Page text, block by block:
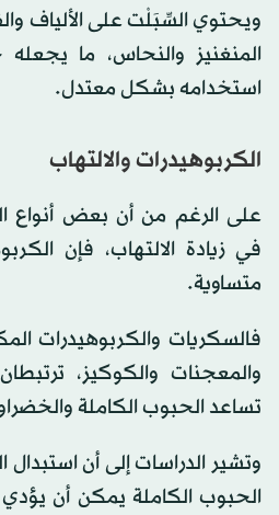
ويحتوي السِّبَلْت على الألياف
المنغنيز والنحاس، ما يجعله
استخدامه بشكل معتدل.
الكربوهيدرات والالتهاب
على الرغم من أن بعض أنواع
في زيادة الالتهاب، فإن
متساوية.
فالسكريات والكربوهيدرات
والمعجنات والكوكيز، ترتبطان
تساعد الحبوب الكاملة
وتشير الدراسات إلى أن
الحبوب الكاملة يمكن أن